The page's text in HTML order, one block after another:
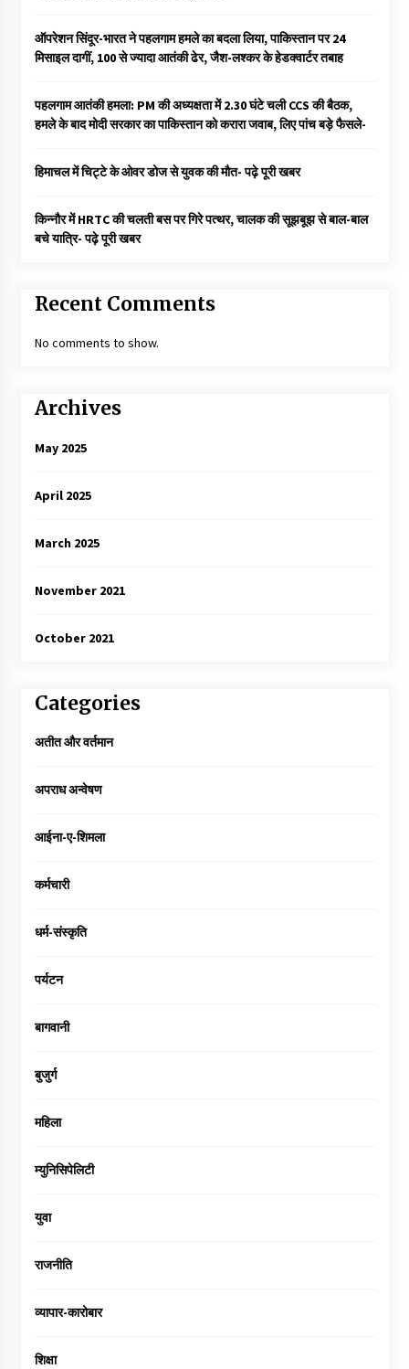
ऑपरेशन सिंदूर-भारत ने पहलगाम हमले का बदला लिया, पाकिस्तान पर 24
मिसाइल दागीं, 100 से ज्यादा आतंकी ढेर, जैश-लश्कर के हेडक्वार्टर तबाह
पहलगाम आतंकी हमला: PM की अध्यक्षता में 2.30 घंटे चली CCS की बैठक,
हमले के बाद मोदी सरकार का पाकिस्तान को करारा जवाब, लिए पांच बड़े फैसले-
हिमाचल में चिट्टे के ओवर डोज से युवक की मौत- पढ़े पूरी खबर
किन्नौर में HRTC की चलती बस पर गिरे पत्थर, चालक की सूझबूझ से बाल-बाल
बचे यात्रि- पढ़े पूरी खबर
Recent Comments
No comments to show.
Archives
May 2025
April 2025
March 2025
November 2021
October 2021
Categories
अतीत और वर्तमान
अपराध अन्वेषण
आईना-ए-शिमला
कर्मचारी
धर्म-संस्कृति
पर्यटन
बागवानी
बुजुर्ग
महिला
म्युनिसिपेलिटी
युवा
राजनीति
व्यापार-कारोबार
शिक्षा